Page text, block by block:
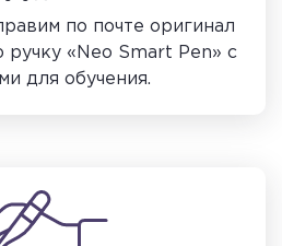
по почте оригинал
ручку «Neo Smart Pen» с
для обучения.